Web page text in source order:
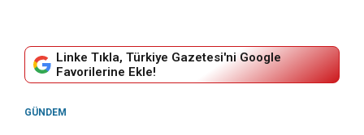
Linke Tıkla, Türkiye Gazetesi'ni Google
Favorilerine Ekle!
GÜNDEM